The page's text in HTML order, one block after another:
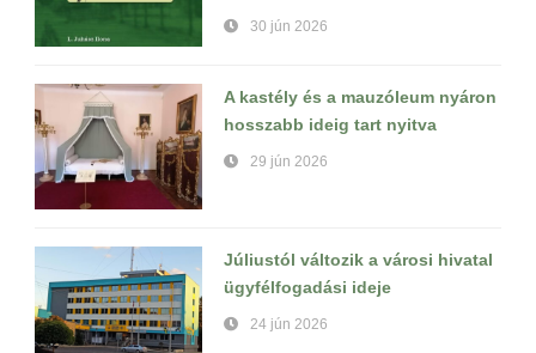
30 jún 2026
A kastély és a mauzóleum nyáron
hosszabb ideig tart nyitva
29 jún 2026
Júliustól változik a városi hivatal
ügyfélfogadási ideje
24 jún 2026